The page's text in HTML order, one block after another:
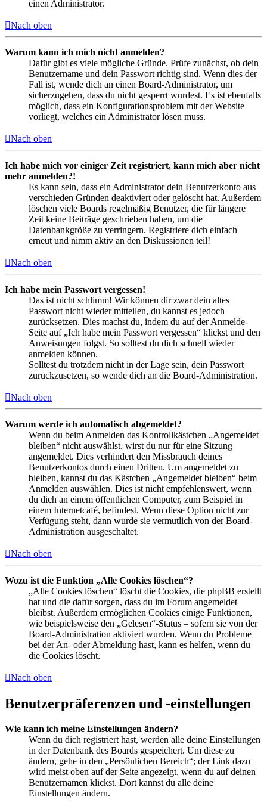
einen Administrator.
Nach oben
Warum kann ich mich nicht anmelden?
Dafür gibt es viele mögliche Gründe. Prüfe zunächst, ob dein
Benutzername und dein Passwort richtig sind. Wenn dies der
Fall ist, wende dich an einen Board-Administrator, um
sicherzugehen, dass du nicht gesperrt wurdest. Es ist ebenfalls
möglich, dass ein Konfigurationsproblem mit der Website
vorliegt, welches ein Administrator lösen muss.
Nach oben
Ich habe mich vor einiger Zeit registriert, kann mich aber nicht
mehr anmelden?!
Es kann sein, dass ein Administrator dein Benutzerkonto aus
verschieden Gründen deaktiviert oder gelöscht hat. Außerdem
löschen viele Boards regelmäßig Benutzer, die für längere
Zeit keine Beiträge geschrieben haben, um die
Datenbankgröße zu verringern. Registriere dich einfach
erneut und nimm aktiv an den Diskussionen teil!
Nach oben
Ich habe mein Passwort vergessen!
Das ist nicht schlimm! Wir können dir zwar dein altes
Passwort nicht wieder mitteilen, du kannst es jedoch
zurücksetzen. Dies machst du, indem du auf der Anmelde-
Seite auf „Ich habe mein Passwort vergessen“ klickst und den
Anweisungen folgst. So solltest du dich schnell wieder
anmelden können.
Solltest du trotzdem nicht in der Lage sein, dein Passwort
zurückzusetzen, so wende dich an die Board-Administration.
Nach oben
Warum werde ich automatisch abgemeldet?
Wenn du beim Anmelden das Kontrollkästchen „Angemeldet
bleiben“ nicht auswählst, wirst du nur für eine Sitzung
angemeldet. Dies verhindert den Missbrauch deines
Benutzerkontos durch einen Dritten. Um angemeldet zu
bleiben, kannst du das Kästchen „Angemeldet bleiben“ beim
Anmelden auswählen. Dies ist nicht empfehlenswert, wenn
du dich an einem öffentlichen Computer, zum Beispiel in
einem Internetcafé, befindest. Wenn diese Option nicht zur
Verfügung steht, dann wurde sie vermutlich von der Board-
Administration ausgeschaltet.
Nach oben
Wozu ist die Funktion „Alle Cookies löschen“?
„Alle Cookies löschen“ löscht die Cookies, die phpBB erstellt
hat und die dafür sorgen, dass du im Forum angemeldet
bleibst. Außerdem ermöglichen Cookies einige Funktionen,
wie beispielsweise den „Gelesen“-Status – sofern sie von der
Board-Administration aktiviert wurden. Wenn du Probleme
bei der An- oder Abmeldung hast, kann es helfen, wenn du
die Cookies löscht.
Nach oben
Benutzerpräferenzen und -einstellungen
Wie kann ich meine Einstellungen ändern?
Wenn du dich registriert hast, werden alle deine Einstellungen
in der Datenbank des Boards gespeichert. Um diese zu
ändern, gehe in den „Persönlichen Bereich“; der Link dazu
wird meist oben auf der Seite angezeigt, wenn du auf deinen
Benutzernamen klickst. Dort kannst du alle deine
Einstellungen ändern.